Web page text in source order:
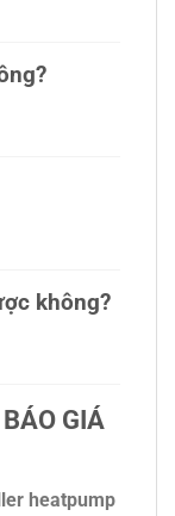
không?
GIÁ
heatpump